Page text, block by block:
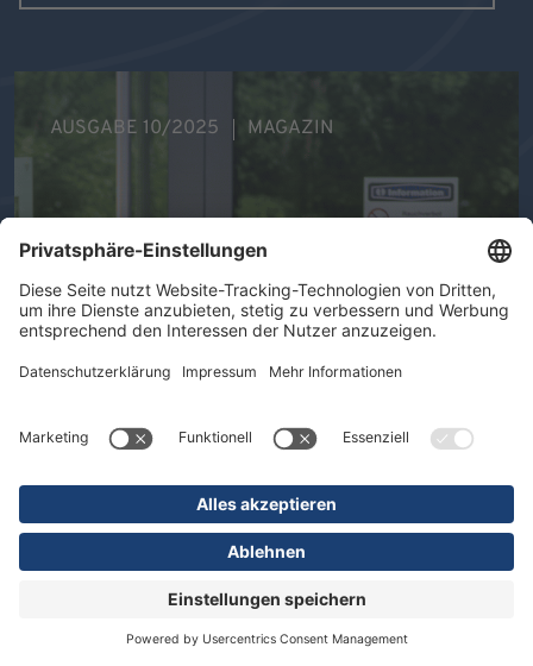
Ihre Gesundheit im Mittelpunkt -
Therapeutische Vielfalt in der DR.
AUSGABE 10/2025 MAGAZIN